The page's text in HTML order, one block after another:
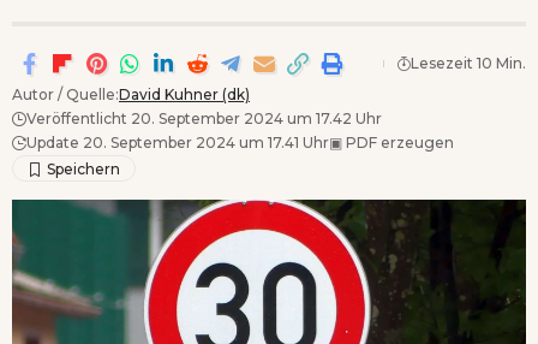
Autor / Quelle:David Kuhner (dk)
Veröffentlicht 20. September 2024 um 17.42 Uhr
Update 20. September 2024 um 17.41 Uhr▣ PDF erzeugen
Lesezeit 10 Min.